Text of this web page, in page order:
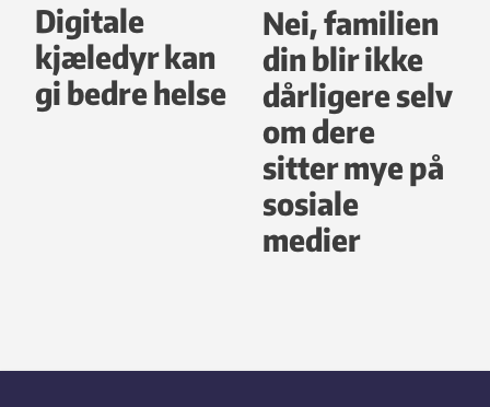
Digitale
kjæledyr kan
gi bedre helse
Nei, familien
din blir ikke
dårligere selv
om dere
sitter mye på
sosiale
medier